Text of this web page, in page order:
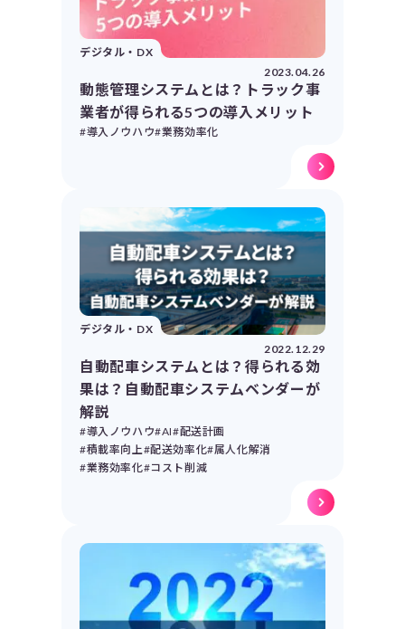
デジタル・DX
2023.04.26
動態管理システムとは？トラック事
業者が得られる5つの導入メリット
#導入ノウハウ#業務効率化
デジタル・DX
2022.12.29
自動配車システムとは？得られる効
果は？自動配車システムベンダーが
解説
#導入ノウハウ#AI#配送計画
#積載率向上#配送効率化#属人化解消
#業務効率化#コスト削減